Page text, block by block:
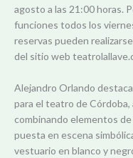
agosto a las 21:00 horas.
funciones todos los
reservas pueden
del sitio web
Alejandro Orlando
para el teatro de
combinando elementos
puesta en escena
vestuario en blanco y